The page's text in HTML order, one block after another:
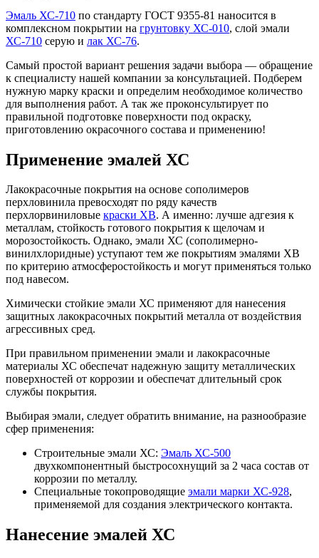
Эмаль ХС-710 по стандарту ГОСТ 9355-81 наносится в
комплексном покрытии на грунтовку ХС-010, слой эмали
ХС-710 серую и лак ХС-76.
Самый простой вариант решения задачи выбора — обращение
к специалисту нашей компании за консультацией. Подберем
нужную марку краски и определим необходимое количество
для выполнения работ. А так же проконсультирует по
правильной подготовке поверхности под окраску,
приготовлению окрасочного состава и применению!
Применение эмалей ХС
Лакокрасочные покрытия на основе сополимеров
перхловинила превосходят по ряду качеств
перхлорвиниловые краски ХВ. А именно: лучше адгезия к
металлам, стойкость готового покрытия к щелочам и
морозостойкость. Однако, эмали ХС (сополимерно-
винилхлоридные) уступают тем же покрытиям эмалями ХВ
по критерию атмосферостойкость и могут применяться только
под навесом.
Химически стойкие эмали ХС применяют для нанесения
защитных лакокрасочных покрытий металла от воздействия
агрессивных сред.
При правильном применении эмали и лакокрасочные
материалы ХС обеспечат надежную защиту металлических
поверхностей от коррозии и обеспечат длительный срок
службы покрытия.
Выбирая эмали, следует обратить внимание, на разнообразие
сфер применения:
Строительные эмали ХС: Эмаль ХС-500
двухкомпонентный быстросохнущий за 2 часа состав от
коррозии по металлу.
Специальные токопроводящие эмали марки ХС-928,
применяемой для создания электрического контакта.
Нанесение эмалей ХС